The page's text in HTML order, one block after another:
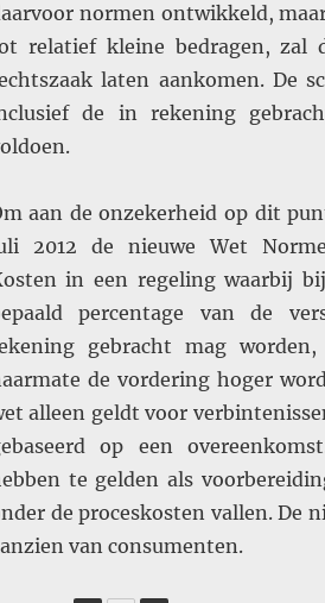
normen ontwikkeld,
relatief kleine bedragen, zal
laten aankomen. De
de in rekening
aan de onzekerheid op dit
2012 de nieuwe Wet
in een regeling waarbij
percentage van de
gebracht mag
de vordering hoger
alleen geldt voor
op een
te gelden als
de proceskosten vallen. De
van consumenten.